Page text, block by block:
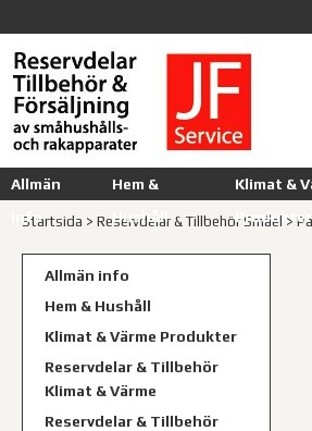
Allmän
info
Hem &
Hushåll
Klimat &
Produkter
Startsida > Reservdelar & Tillbehör Småel >
Allmän info
Hem & Hushåll
Klimat & Värme Produkter
Reservdelar & Tillbehör
Klimat & Värme
Reservdelar & Tillbehör